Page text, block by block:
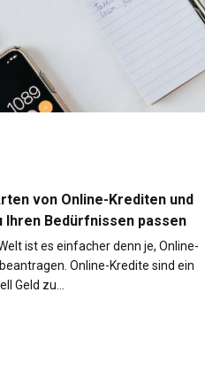
von Online-Krediten und
Ihren Bedürfnissen passen
ist es einfacher denn je, Online-
Online-Kredite sind ein
Geld zu…